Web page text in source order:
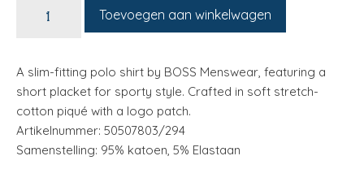
Toevoegen aan winkelwagen
A slim-fitting polo shirt by BOSS Menswear, featuring a
short placket for sporty style. Crafted in soft stretch-
cotton piqué with a logo patch.
Artikelnummer: 50507803/294
Samenstelling: 95% katoen, 5% Elastaan